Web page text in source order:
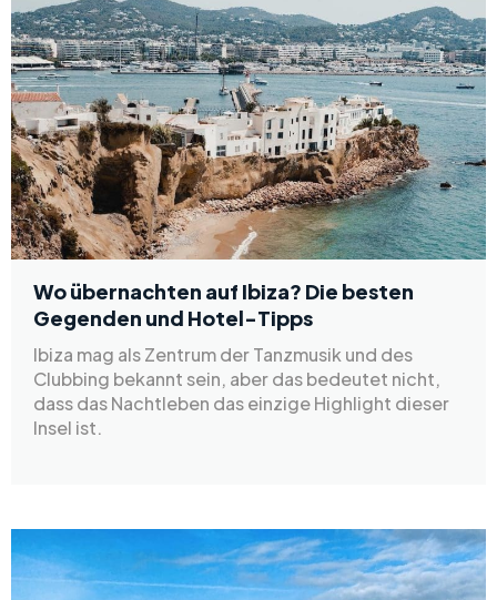
Wo übernachten auf Ibiza? Die besten
Gegenden und Hotel-Tipps
Ibiza mag als Zentrum der Tanzmusik und des
Clubbing bekannt sein, aber das bedeutet nicht,
dass das Nachtleben das einzige Highlight dieser
Insel ist.